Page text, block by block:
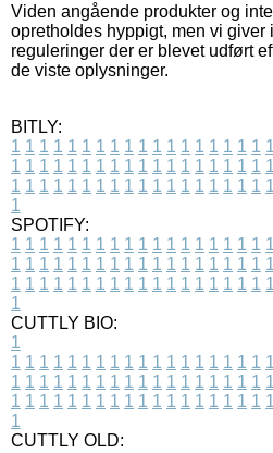
Viden angående produkter og
opretholdes hyppigt, men vi giver
reguleringer der er blevet udført
de viste oplysninger.
BITLY:
1 1 1 1 1 1 1 1 1 1 1 1 1 1 1 1 1 1 1
1 1 1 1 1 1 1 1 1 1 1 1 1 1 1 1 1 1 1
1 1 1 1 1 1 1 1 1 1 1 1 1 1 1 1 1 1 1
1
SPOTIFY:
1 1 1 1 1 1 1 1 1 1 1 1 1 1 1 1 1 1 1
1 1 1 1 1 1 1 1 1 1 1 1 1 1 1 1 1 1 1
1 1 1 1 1 1 1 1 1 1 1 1 1 1 1 1 1 1 1
1
CUTTLY BIO:
1
1 1 1 1 1 1 1 1 1 1 1 1 1 1 1 1 1 1 1
1 1 1 1 1 1 1 1 1 1 1 1 1 1 1 1 1 1 1
1 1 1 1 1 1 1 1 1 1 1 1 1 1 1 1 1 1 1
1
CUTTLY OLD: